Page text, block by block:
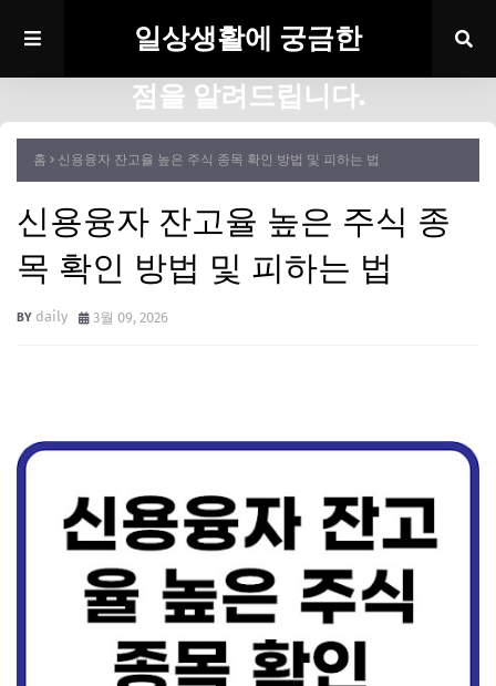
일상생활에 궁금한
점을 알려드립니다.
홈 신용융자 잔고율 높은 주식 종목 확인 방법 및 피하는 법
신용융자 잔고율 높은 주식 종
목 확인 방법 및 피하는 법
daily 3월 09, 2026